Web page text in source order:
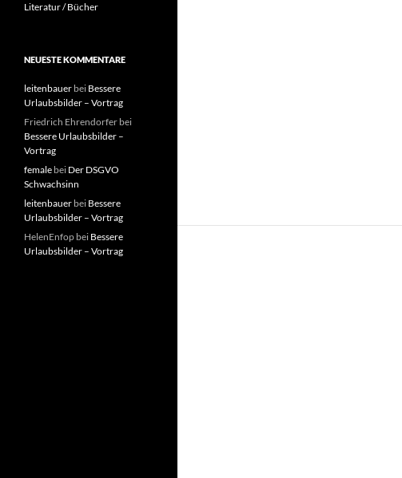
Literatur / Bücher
NEUESTE KOMMENTARE
leitenbauer bei Bessere
Urlaubsbilder – Vortrag
Friedrich Ehrendorfer bei
Bessere Urlaubsbilder –
Vortrag
female bei Der DSGVO
Schwachsinn
leitenbauer bei Bessere
Urlaubsbilder – Vortrag
HelenEnfop bei Bessere
Urlaubsbilder – Vortrag